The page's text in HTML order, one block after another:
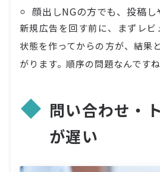
顔出しNGの方でも、投稿
新規広告を回す前に、まずレビ
状態を作ってからの方が、結果
がります。順序の問題なんですね
問い合わせ・
が遅い